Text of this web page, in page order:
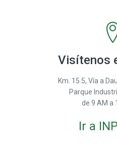
Visítenos
Km. 15.5, Vía a
Parque
de 9 AM a
Ir a